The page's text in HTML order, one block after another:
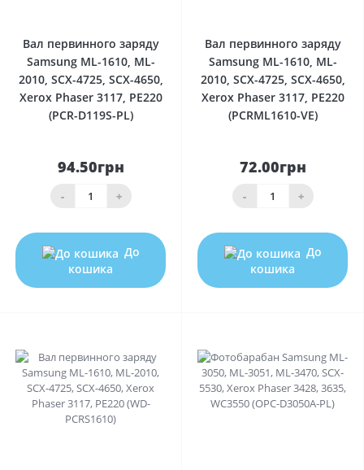
Вал первинного заряду
Samsung ML-1610, ML-
2010, SCX-4725, SCX-4650,
Xerox Phaser 3117, PE220
(PCR-D119S-PL)
94.50грн
- +
До
кошика
Вал первинного заряду
Samsung ML-1610, ML-
2010, SCX-4725, SCX-4650,
Xerox Phaser 3117, PE220
(PCRML1610-VE)
72.00грн
- +
До
кошика